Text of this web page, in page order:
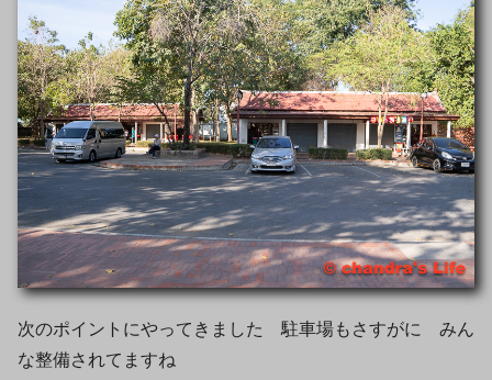
次のポイントにやってきました 駐車場もさすがに みん
な整備されてますね